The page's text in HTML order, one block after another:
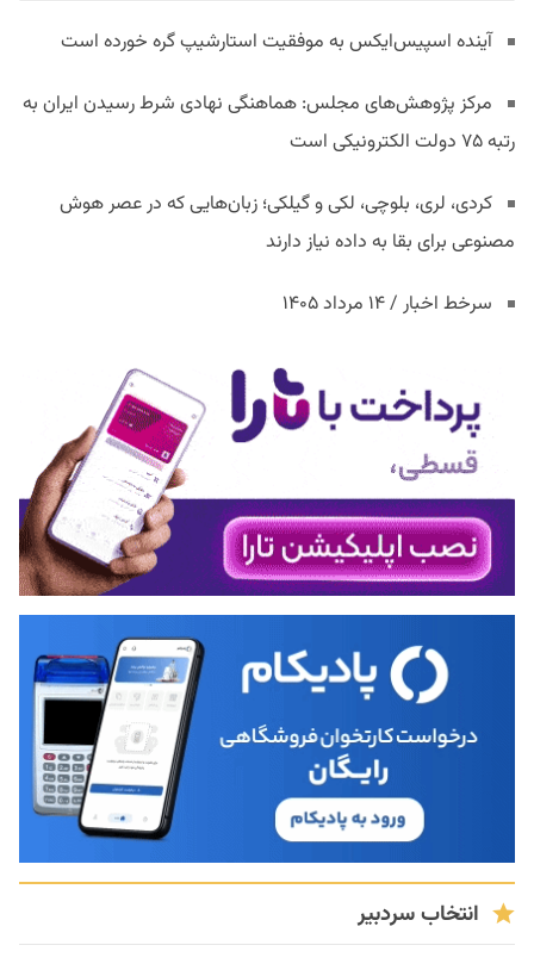
آینده اسپیس‌ایکس به موفقیت استارشیپ گره خورده است
مرکز پژوهش‌های مجلس: هماهنگی نهادی شرط رسیدن ایران به
رتبه ۷۵ دولت الکترونیکی است
کردی، لری، بلوچی، لکی و گیلکی؛ زبان‌هایی که در عصر هوش
مصنوعی برای بقا به داده نیاز دارند
سرخط اخبار / ۱۴ مرداد ۱۴۰۵
انتخاب سردبیر